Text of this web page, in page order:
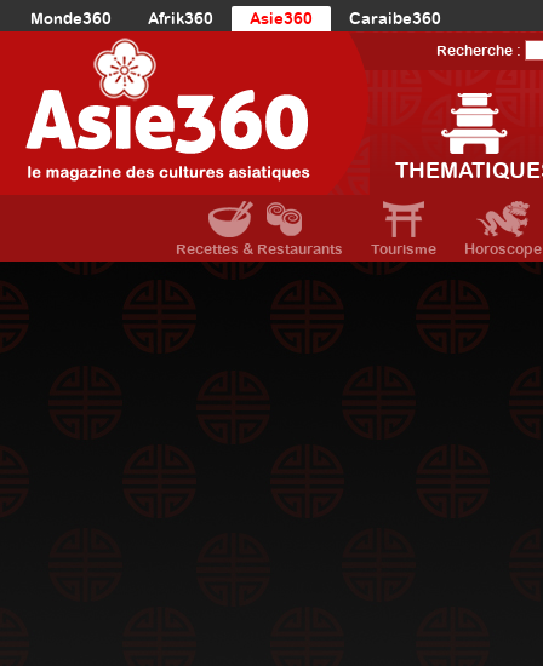
Monde360 Afrik360 Asie360
Caraibe360
Europe360
AmériqueDuNord360
Océanie360
Recherche :
Recettes & Restaurants Tourisme Horoscope